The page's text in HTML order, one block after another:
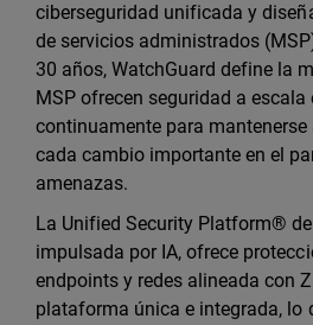
ciberseguridad unificada y
de servicios administrados
30 años, WatchGuard define la
MSP ofrecen seguridad a escala
continuamente para
cada cambio importante en el
amenazas.
La Unified Security Platform®
impulsada por IA, ofrece
endpoints y redes alineada con
plataforma única e integrada, lo